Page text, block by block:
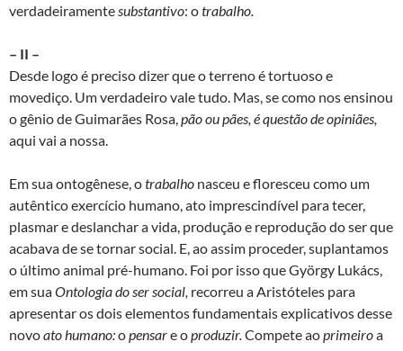
verdadeiramentesubstantivo: otrabalho.
– II –
Desde logo é preciso dizer que o terreno é tortuoso e
movediço. Um verdadeiro vale tudo. Mas, se como nos ensinou
o gênio de Guimarães Rosa,pão ou pães, é questão de opiniães,
aqui vai a nossa.
Em sua ontogênese, otrabalho nasceu e floresceu como um
autêntico exercício humano, ato imprescindível para tecer,
plasmar e deslanchar a vida, produção e reprodução do ser que
acabava de se tornar social. E, ao assim proceder, suplantamos
o último animal pré-humano. Foi por isso que György Lukács,
em suaOntologia do ser social, recorreu a Aristóteles para
apresentar os dois elementos fundamentais explicativos desse
novoato humano:opensare oproduzir.Compete aoprimeiroa